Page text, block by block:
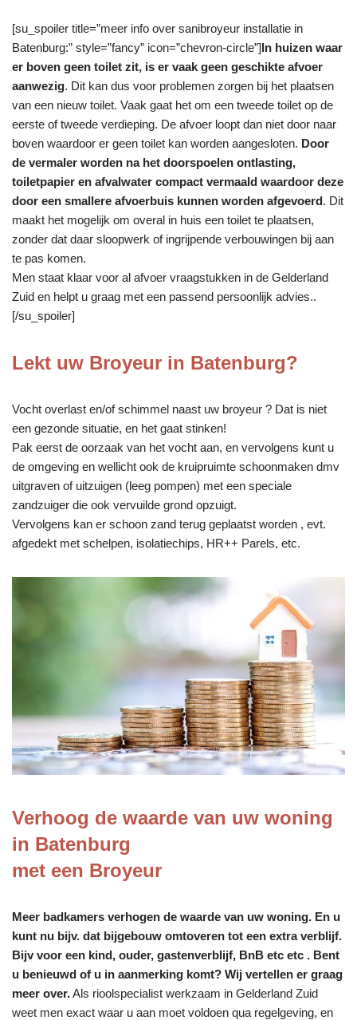
[su_spoiler title=”meer info over sanibroyeur installatie in
Batenburg:” style=”fancy” icon=”chevron-circle”]In huizen waar
er boven geen toilet zit, is er vaak geen geschikte afvoer
aanwezig. Dit kan dus voor problemen zorgen bij het plaatsen
van een nieuw toilet. Vaak gaat het om een tweede toilet op de
eerste of tweede verdieping. De afvoer loopt dan niet door naar
boven waardoor er geen toilet kan worden aangesloten. Door
de vermaler worden na het doorspoelen ontlasting,
toiletpapier en afvalwater compact vermaald waardoor deze
door een smallere afvoerbuis kunnen worden afgevoerd. Dit
maakt het mogelijk om overal in huis een toilet te plaatsen,
zonder dat daar sloopwerk of ingrijpende verbouwingen bij aan
te pas komen.
Men staat klaar voor al afvoer vraagstukken in de Gelderland
Zuid en helpt u graag met een passend persoonlijk advies..
[/su_spoiler]
Lekt uw Broyeur in Batenburg?
Vocht overlast en/of schimmel naast uw broyeur ? Dat is niet
een gezonde situatie, en het gaat stinken!
Pak eerst de oorzaak van het vocht aan, en vervolgens kunt u
de omgeving en wellicht ook de kruipruimte schoonmaken dmv
uitgraven of uitzuigen (leeg pompen) met een speciale
zandzuiger die ook vervuilde grond opzuigt.
Vervolgens kan er schoon zand terug geplaatst worden , evt.
afgedekt met schelpen, isolatiechips, HR++ Parels, etc.
Verhoog de waarde van uw woning
in Batenburg
met een Broyeur
Meer badkamers verhogen de waarde van uw woning. En u
kunt nu bijv. dat bijgebouw omtoveren tot een extra verblijf.
Bijv voor een kind, ouder, gastenverblijf, BnB etc etc . Bent
u benieuwd of u in aanmerking komt? Wij vertellen er graag
meer over.Als rioolspecialist werkzaam in Gelderland Zuid
weet men exact waar u aan moet voldoen qua regelgeving, en